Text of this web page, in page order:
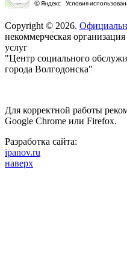
Copyright © 2026.
некоммерческая
услуг
"Центр социального
города Волгодонска"
Для корректной работы
Google Chrome или Firefox.
Разработка сайта:
ipanov.ru
наверх